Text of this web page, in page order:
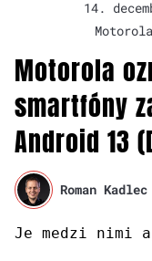
14.
Motorola
Motorola
smartfóny
Android 13
Roman Kadlec
Je medzi nimi